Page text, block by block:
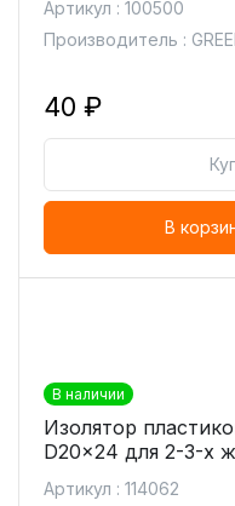
Артикул : 100500
Производитель :
40 ₽
В
В наличии
Изолятор
D20x24 для 2-3-х
Артикул : 114062